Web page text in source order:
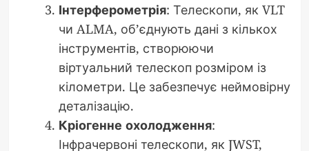
Інтерферометрія: Телескопи, як VLT
чи ALMA, об’єднують дані з кількох
інструментів, створюючи
віртуальний телескоп розміром із
кілометри. Це забезпечує неймовірну
деталізацію.
Кріогенне охолодження:
Інфрачервоні телескопи, як JWST,